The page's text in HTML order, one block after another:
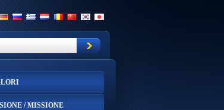
/ MISSIONE